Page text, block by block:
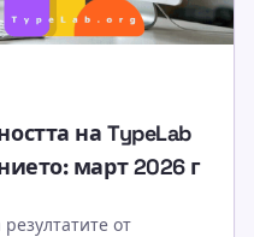
на TypeLab
март 2026 г
от